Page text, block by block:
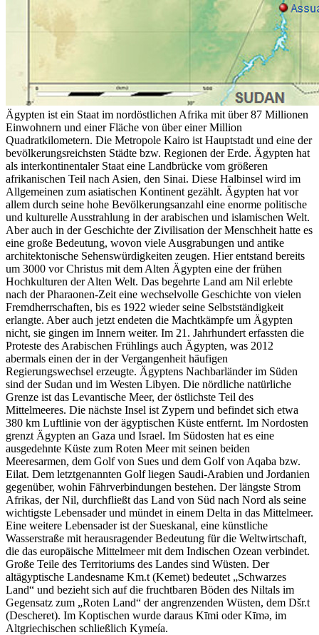
Ägypten ist ein Staat im nordöstlichen Afrika mit über 87 Millionen
Einwohnern und einer Fläche von über einer Million
Quadratkilometern. Die Metropole Kairo ist Hauptstadt und eine der
bevölkerungsreichsten Städte bzw. Regionen der Erde. Ägypten hat
als interkontinentaler Staat eine Landbrücke vom größeren
afrikanischen Teil nach Asien, den Sinai. Diese Halbinsel wird im
Allgemeinen zum asiatischen Kontinent gezählt. Ägypten hat vor
allem durch seine hohe Bevölkerungsanzahl eine enorme politische
und kulturelle Ausstrahlung in der arabischen und islamischen Welt.
Aber auch in der Geschichte der Zivilisation der Menschheit hatte es
eine große Bedeutung, wovon viele Ausgrabungen und antike
architektonische Sehenswürdigkeiten zeugen. Hier entstand bereits
um 3000 vor Christus mit dem Alten Ägypten eine der frühen
Hochkulturen der Alten Welt. Das begehrte Land am Nil erlebte
nach der Pharaonen-Zeit eine wechselvolle Geschichte von vielen
Fremdherrschaften, bis es 1922 wieder seine Selbstständigkeit
erlangte. Aber auch jetzt endeten die Machtkämpfe um Ägypten
nicht, sie gingen im Innern weiter. Im 21. Jahrhundert erfassten die
Proteste des Arabischen Frühlings auch Ägypten, was 2012
abermals einen der in der Vergangenheit häufigen
Regierungswechsel erzeugte. Ägyptens Nachbarländer im Süden
sind der Sudan und im Westen Libyen. Die nördliche natürliche
Grenze ist das Levantische Meer, der östlichste Teil des
Mittelmeeres. Die nächste Insel ist Zypern und befindet sich etwa
380 km Luftlinie von der ägyptischen Küste entfernt. Im Nordosten
grenzt Ägypten an Gaza und Israel. Im Südosten hat es eine
ausgedehnte Küste zum Roten Meer mit seinen beiden
Meeresarmen, dem Golf von Sues und dem Golf von Aqaba bzw.
Eilat. Dem letztgenannten Golf liegen Saudi-Arabien und Jordanien
gegenüber, wohin Fährverbindungen bestehen. Der längste Strom
Afrikas, der Nil, durchfließt das Land von Süd nach Nord als seine
wichtigste Lebensader und mündet in einem Delta in das Mittelmeer.
Eine weitere Lebensader ist der Sueskanal, eine künstliche
Wasserstraße mit herausragender Bedeutung für die Weltwirtschaft,
die das europäische Mittelmeer mit dem Indischen Ozean verbindet.
Große Teile des Territoriums des Landes sind Wüsten. Der
altägyptische Landesname Km.t (Kemet) bedeutet „Schwarzes
Land“ und bezieht sich auf die fruchtbaren Böden des Niltals im
Gegensatz zum „Roten Land“ der angrenzenden Wüsten, dem Dšr.t
(Descheret). Im Koptischen wurde daraus Kīmi oder Kīmə, im
Altgriechischen schließlich Kymeía.